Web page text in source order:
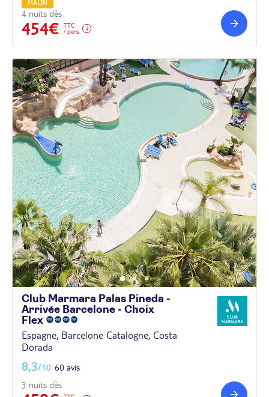
MALIN
4 nuits dès
454€
TTC
/ pers.
Club Marmara Palas Pineda -
Arrivée Barcelone - Choix
Flex
Espagne, Barcelone Catalogne, Costa
Dorada
8,3/10 60 avis
3 nuits dès